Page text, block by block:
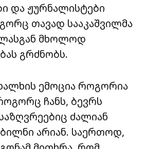
და ჟურნალისტები
თავად სააკაშვილმა
მხოლოდ
გრძნობს.
ემოცია როგორია
ჩანს, ბევრს
ძალიან
არიან. საერთოდ,